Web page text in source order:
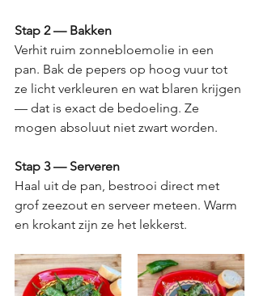
Stap 2 — Bakken
Verhit ruim zonnebloemolie in een
pan. Bak de pepers op hoog vuur tot
ze licht verkleuren en wat blaren krijgen
— dat is exact de bedoeling. Ze
mogen absoluut niet zwart worden.
Stap 3 — Serveren
Haal uit de pan, bestrooi direct met
grof zeezout en serveer meteen. Warm
en krokant zijn ze het lekkerst.